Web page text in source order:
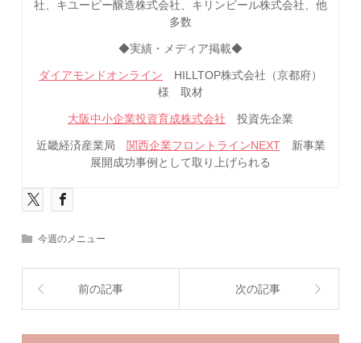
社、キユーピー醸造株式会社、キリンビール株式会社、他
多数
◆実績・メディア掲載◆
ダイアモンドオンライン HILLTOP株式会社（京都府）
様 取材
大阪中小企業投資育成株式会社 投資先企業
近畿経済産業局 関西企業フロントラインNEXT新事業
展開成功事例として取り上げられる
今週のメニュー
前の記事 次の記事